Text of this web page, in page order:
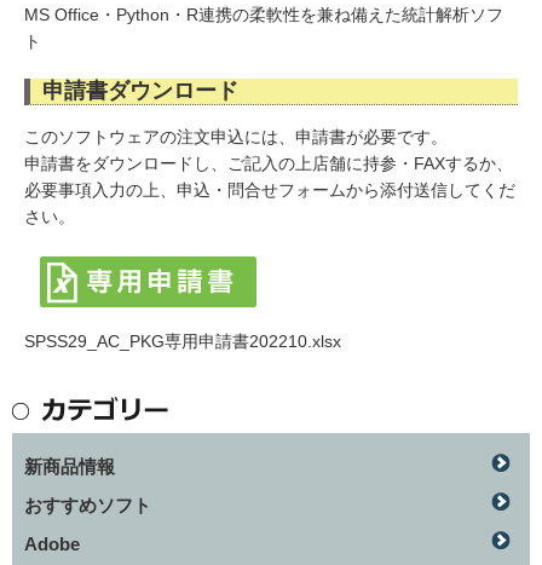
MS Office・Python・R連携の柔軟性を兼ね備えた統計解析ソフ
ト
申請書ダウンロード
このソフトウェアの注文申込には、申請書が必要です。
申請書をダウンロードし、ご記入の上店舗に持参・FAXするか、
必要事項入力の上、申込・問合せフォームから添付送信してくだ
さい。
SPSS29_AC_PKG専用申請書202210.xlsx
新商品情報
おすすめソフト
Adobe